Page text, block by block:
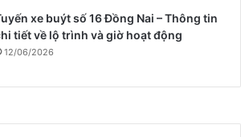
xe buýt số 16 Đồng Nai – Thông tin
tiết về lộ trình và giờ hoạt động
12/06/2026